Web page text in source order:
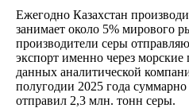
Ежегодно Казахстан
занимает около 5% мирового
производители серы
экспорт именно через морские
данных аналитической
полугодии 2025 года
отправил 2,3 млн. тонн серы.